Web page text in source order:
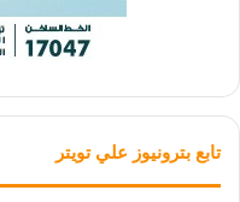
تابع بترونيوز علي تويتر